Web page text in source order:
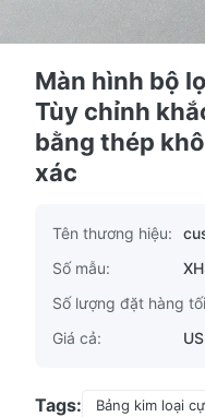
Màn hình bộ
Tùy chỉnh
bằng thép
xác
Tên thương hiệu:
Số mẫu:
Số lượng đặt hàng
Giá cả:
Tags:
Bảng kim loại